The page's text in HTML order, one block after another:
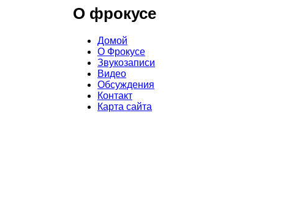
О фрокусе
Домой
О Фрокусе
Звукозаписи
Видео
Обсуждения
Контакт
Карта сайта